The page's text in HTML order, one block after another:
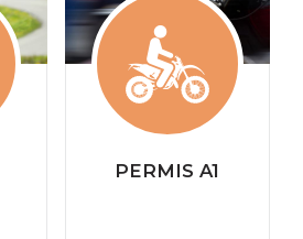
PERMIS A1